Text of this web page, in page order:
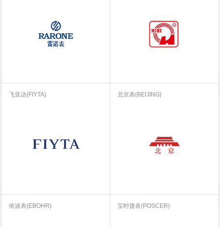
飞亚达(FIYTA) 北京表(BEIJING)
依波表(EBOHR) 宝时捷表(POSCER)